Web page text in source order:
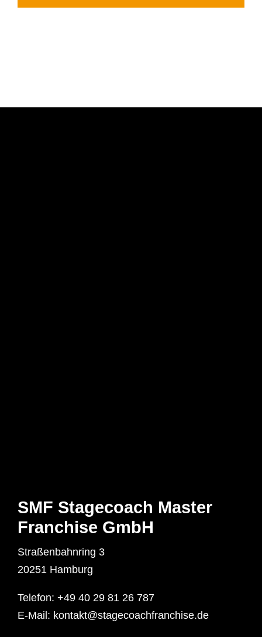
SMF Stagecoach Master
Franchise GmbH
Straßenbahnring 3
20251 Hamburg
Telefon: +49 40 29 81 26 787
E-Mail: kontakt@stagecoachfranchise.de